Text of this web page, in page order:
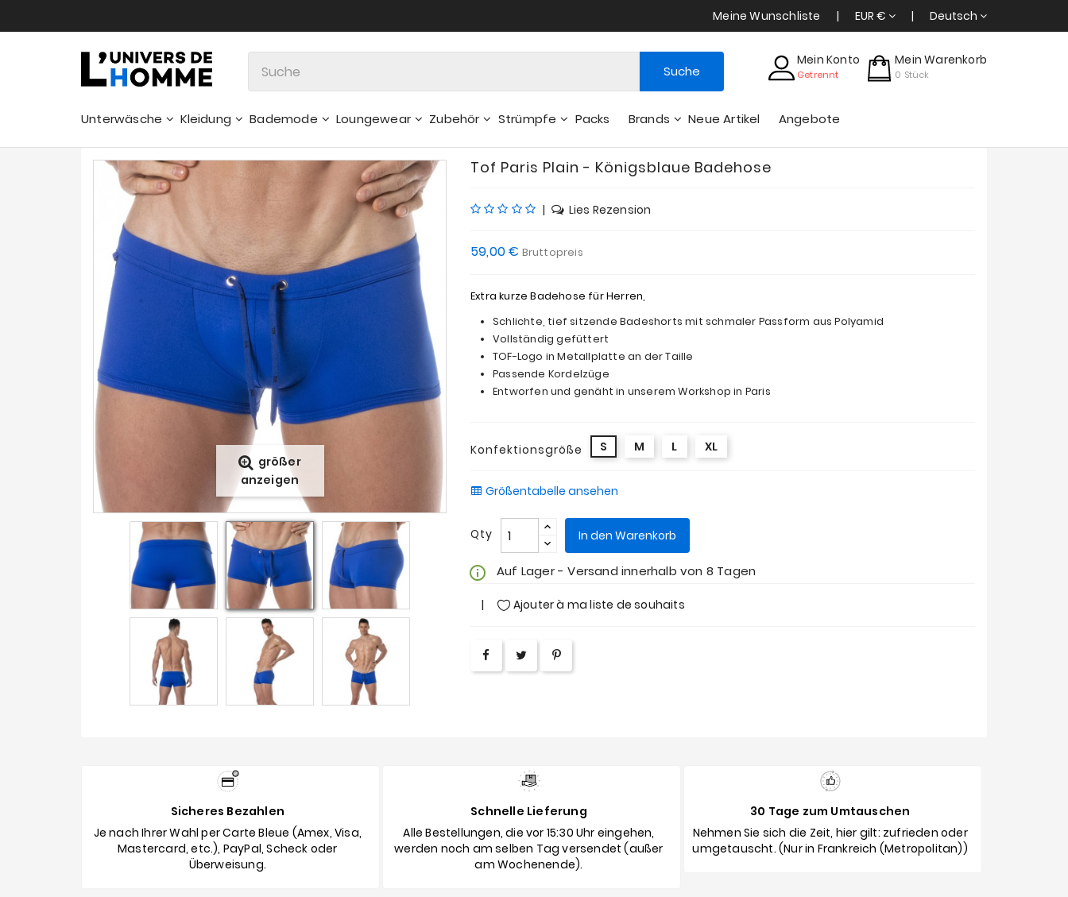
Meine Wunschliste EUR € Deutsch
Suche
Mein Konto
Getrennt
Mein Warenkorb
0 Stück
Unterwäsche Kleidung Bademode Loungewear Zubehör Strümpfe Packs Brands Neue Artikel Angebote
größer
anzeigen
Tof Paris Plain - Königsblaue Badehose
| Lies Rezension
59,00 € Bruttopreis
Extra kurze Badehose für Herren,
Schlichte, tief sitzende Badeshorts mit schmaler Passform aus Polyamid
Vollständig gefüttert
TOF-Logo in Metallplatte an der Taille
Passende Kordelzüge
Entworfen und genäht in unserem Workshop in Paris
Konfektionsgröße S M L XL
Größentabelle ansehen
Qty In den Warenkorb
info_outline Auf Lager - Versand innerhalb von 8 Tagen
Ajouter à ma liste de souhaits
Sicheres Bezahlen
Je nach Ihrer Wahl per Carte Bleue (Amex, Visa,
Mastercard, etc.), PayPal, Scheck oder
Überweisung.
Schnelle Lieferung
Alle Bestellungen, die vor 15:30 Uhr eingehen,
werden noch am selben Tag versendet (außer
am Wochenende).
30 Tage zum Umtauschen
Nehmen Sie sich die Zeit, hier gilt: zufrieden oder
umgetauscht. (Nur in Frankreich (Metropolitan))